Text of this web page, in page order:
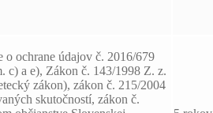
o ochrane údajov č. 2016/679
c) a e), Zákon č. 143/1998 Z. z.
zákon), zákon č. 215/2004
skutočností, zákon č.